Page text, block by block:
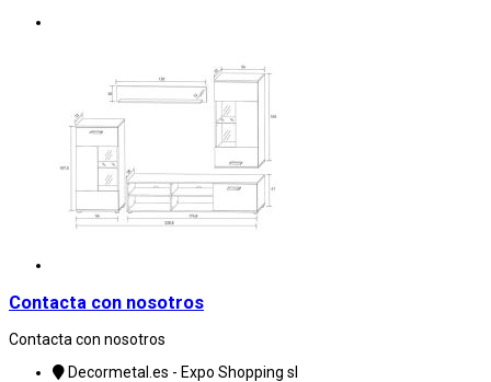
Contacta con nosotros
Contacta con nosotros
Decormetal.es - Expo Shopping sl